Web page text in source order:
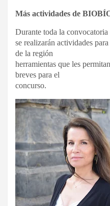
Más actividades de
Durante toda la
se realizarán actividades
de la región
herramientas que les
breves para el
concurso.